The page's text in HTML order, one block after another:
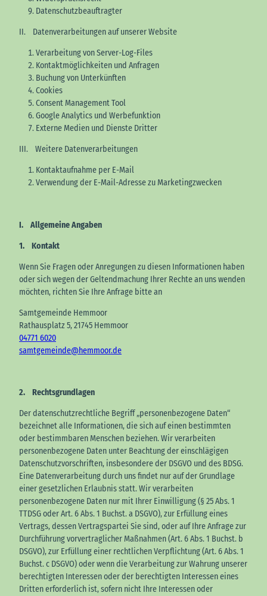
Datenschutzbeauftragter
II. Datenverarbeitungen auf unserer Website
Verarbeitung von Server-Log-Files
Kontaktmöglichkeiten und Anfragen
Buchung von Unterkünften
Cookies
Consent Management Tool
Google Analytics und Werbefunktion
Externe Medien und Dienste Dritter
III. Weitere Datenverarbeitungen
Kontaktaufnahme per E-Mail
Verwendung der E-Mail-Adresse zu Marketingzwecken
I. Allgemeine Angaben
1. Kontakt
Wenn Sie Fragen oder Anregungen zu diesen Informationen haben
oder sich wegen der Geltendmachung Ihrer Rechte an uns wenden
möchten, richten Sie Ihre Anfrage bitte an
Samtgemeinde Hemmoor
Rathausplatz 5, 21745 Hemmoor
04771 6020
samtgemeinde@hemmoor.de
2. Rechtsgrundlagen
Der datenschutzrechtliche Begriff „personenbezogene Daten“
bezeichnet alle Informationen, die sich auf einen bestimmten
oder bestimmbaren Menschen beziehen. Wir verarbeiten
personenbezogene Daten unter Beachtung der einschlägigen
Datenschutzvorschriften, insbesondere der DSGVO und des BDSG.
Eine Datenverarbeitung durch uns findet nur auf der Grundlage
einer gesetzlichen Erlaubnis statt. Wir verarbeiten
personenbezogene Daten nur mit Ihrer Einwilligung (§ 25 Abs. 1
TTDSG oder Art. 6 Abs. 1 Buchst. a DSGVO), zur Erfüllung eines
Vertrags, dessen Vertragspartei Sie sind, oder auf Ihre Anfrage zur
Durchführung vorvertraglicher Maßnahmen (Art. 6 Abs. 1 Buchst. b
DSGVO), zur Erfüllung einer rechtlichen Verpflichtung (Art. 6 Abs. 1
Buchst. c DSGVO) oder wenn die Verarbeitung zur Wahrung unserer
berechtigten Interessen oder der berechtigten Interessen eines
Dritten erforderlich ist, sofern nicht Ihre Interessen oder